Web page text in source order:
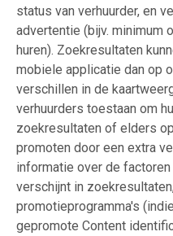
status van verhuurder, en
advertentie (bijv. minimum
huren). Zoekresultaten
mobiele applicatie dan op
verschillen in de
verhuurders toestaan om
zoekresultaten of elders
promoten door een extra
informatie over de
verschijnt in
promotieprogramma's
gepromote Content